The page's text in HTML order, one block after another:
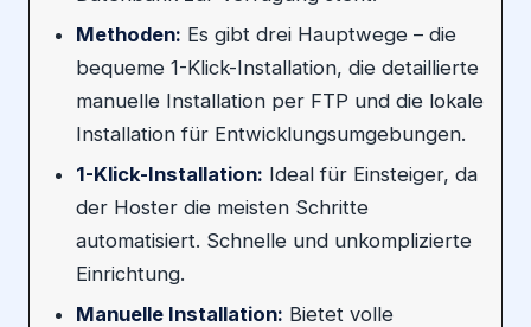
Methoden: Es gibt drei Hauptwege – die
bequeme 1-Klick-Installation, die detaillierte
manuelle Installation per FTP und die lokale
Installation für Entwicklungsumgebungen.
1-Klick-Installation: Ideal für Einsteiger, da
der Hoster die meisten Schritte
automatisiert. Schnelle und unkomplizierte
Einrichtung.
Manuelle Installation: Bietet volle